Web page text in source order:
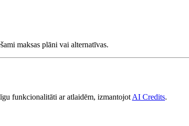
maksas plāni vai alternatīvas.
funkcionalitāti ar atlaidēm, izmantojot AI Credits.